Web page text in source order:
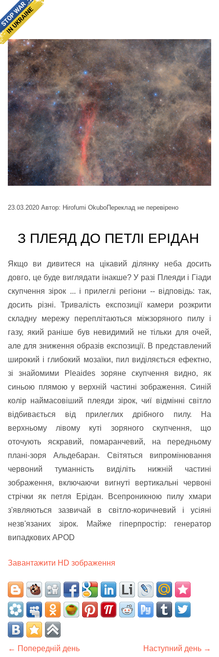
23.03.2020 Автор: Hirofumi OkuboПереклад не перевірено
З ПЛЕЯД ДО ПЕТЛІ ЕРІДАН
Якщо ви дивитеся на цікавий ділянку неба досить
довго, це буде виглядати інакше? У разі Плеяди і Гіади
скупчення зірок ... і прилеглі регіони -- відповідь: так,
досить різні. Тривалість експозиції камери розкрити
складну мережу переплітаються міжзоряного пилу і
газу, який раніше був невидимий не тільки для очей,
але для зниження образів експозиції. В представлений
широкий і глибокий мозаїки, пил виділяється ефектно,
зі знайомими Pleaides зоряне скупчення видно, як
синьою плямою у верхній частині зображення. Синій
колір наймасовіший плеяди зірок, чиї відмінні світло
відбивається від прилеглих дрібного пилу. На
верхньому лівому куті зоряного скупчення, що
оточують яскравий, помаранчевий, на передньому
плані-зоря Альдебаран. Світяться випромінювання
червоний туманність виділіть нижній частині
зображення, включаючи вигнуті вертикальні червоні
стрічки як петля Ерідан. Всепроникною пилу хмари
з'являються зазвичай в світло-коричневий і усіяні
незв'язаних зірок. Майже гіперпростір: генератор
випадкових APOD
Завантажити HD зображення
← Попередній день Наступний день →